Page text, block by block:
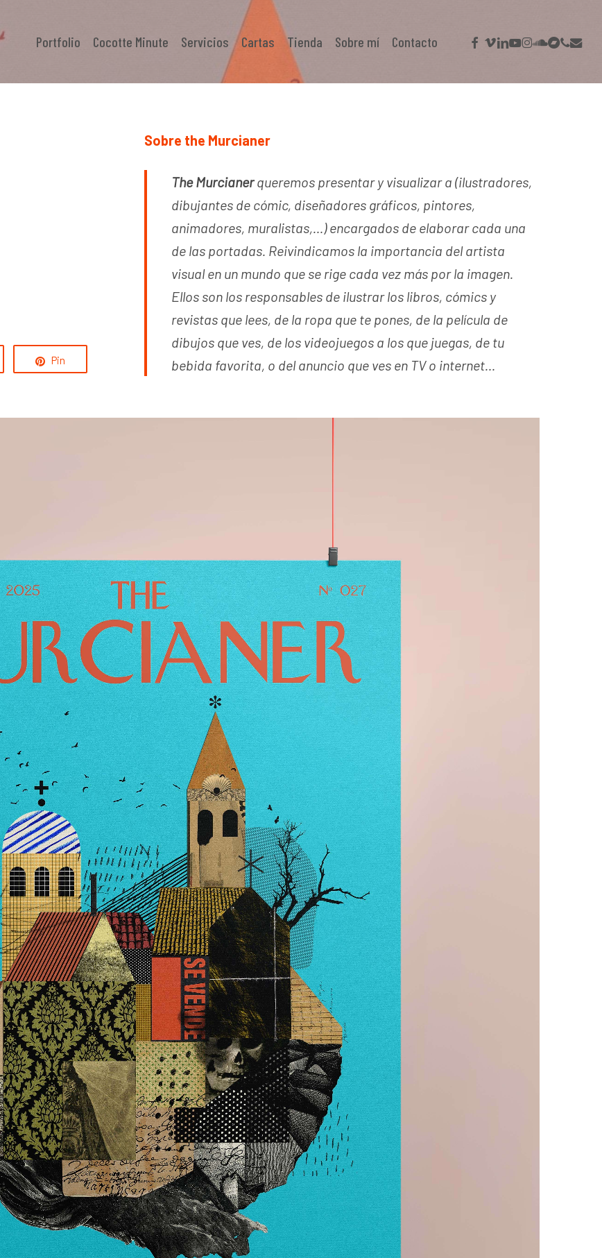
Portfolio Cocotte Minute Servicios Cartas Tienda Sobre mí Contacto facebook
vimeo
linkedin
youtube
instagram
soundcloud
bandcamp
phone
email
The Murcianer
Ilustración
Pin
Sobre the Murcianer
The Murcianerqueremos presentar y visualizar a (ilustradores,
dibujantes de cómic, diseñadores gráficos, pintores,
animadores, muralistas,…) encargados de elaborar cada una
de las portadas. Reivindicamos la importancia del artista
visual en un mundo que se rige cada vez más por la imagen.
Ellos son los responsables de ilustrar los libros, cómics y
revistas que lees, de la ropa que te pones, de la película de
dibujos que ves, de los videojuegos a los que juegas, de tu
bebida favorita, o del anuncio que ves en TV o internet…